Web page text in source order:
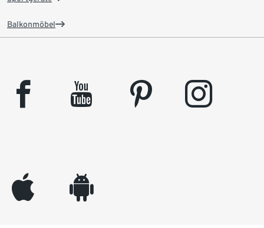
Balkonmöbel
facebook youtube pinterest instagram
appleinc android